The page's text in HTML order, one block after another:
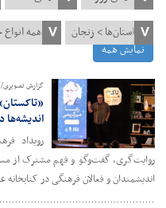
نمایش همه
گزارش تصویری/
اندیشه‌ها
رویداد
روایت‌گری، گفت‌وگو و فهم مشترک از
اندیشمندان و فعالان فرهنگی در